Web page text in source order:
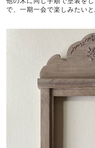
で、一期一会で楽しみたいと